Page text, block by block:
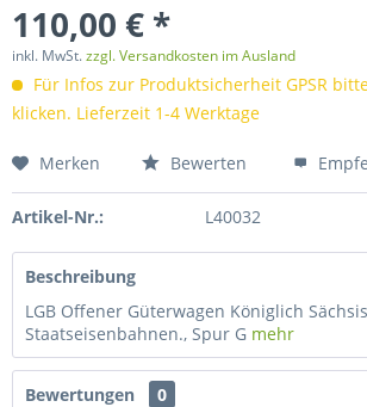
110,00 € *
inkl. MwSt.zzgl. Versandkosten im Ausland
Für Infos zur Produktsicherheit GPSR
klicken. Lieferzeit 1-4 Werktage
Merken Bewerten
Artikel-Nr.: L40032
Beschreibung
LGB Offener Güterwagen Königlich
Staatseisenbahnen., Spur G mehr
Bewertungen
0